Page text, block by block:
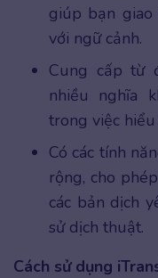
giúp bạn
với ngữ cảnh.
Cung cấp từ
nhiều nghĩa
trong việc
Có các tính
rộng, cho
các bản dịch
sử dịch thuật.
Cách sử dụng